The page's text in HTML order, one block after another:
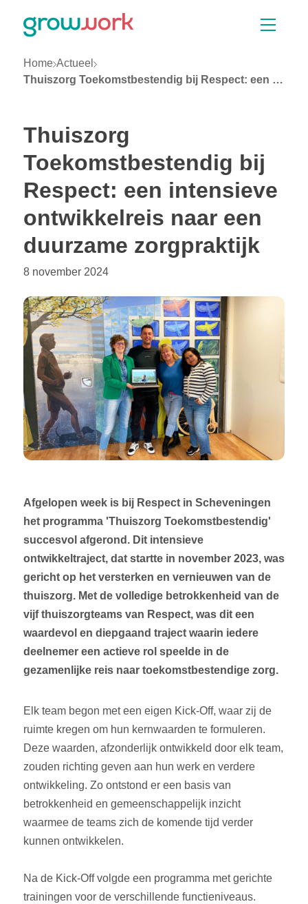
Home Actueel
Thuiszorg Toekomstbestendig bij Respect: een intensieve ontwikkelreis naar een duurzame zorgpraktijk
Thuiszorg
Toekomstbestendig bij
Respect: een intensieve
ontwikkelreis naar een
duurzame zorgpraktijk
8 november 2024
Afgelopen week is bij Respect in Scheveningen
het programma 'Thuiszorg Toekomstbestendig'
succesvol afgerond. Dit intensieve
ontwikkeltraject, dat startte in november 2023, was
gericht op het versterken en vernieuwen van de
thuiszorg. Met de volledige betrokkenheid van de
vijf thuiszorgteams van Respect, was dit een
waardevol en diepgaand traject waarin iedere
deelnemer een actieve rol speelde in de
gezamenlijke reis naar toekomstbestendige zorg.
Elk team begon met een eigen Kick-Off, waar zij de
ruimte kregen om hun kernwaarden te formuleren.
Deze waarden, afzonderlijk ontwikkeld door elk team,
zouden richting geven aan hun werk en verdere
ontwikkeling. Zo ontstond er een basis van
betrokkenheid en gemeenschappelijk inzicht
waarmee de teams zich de komende tijd verder
kunnen ontwikkelen.
Na de Kick-Off volgde een programma met gerichte
trainingen voor de verschillende functieniveaus.